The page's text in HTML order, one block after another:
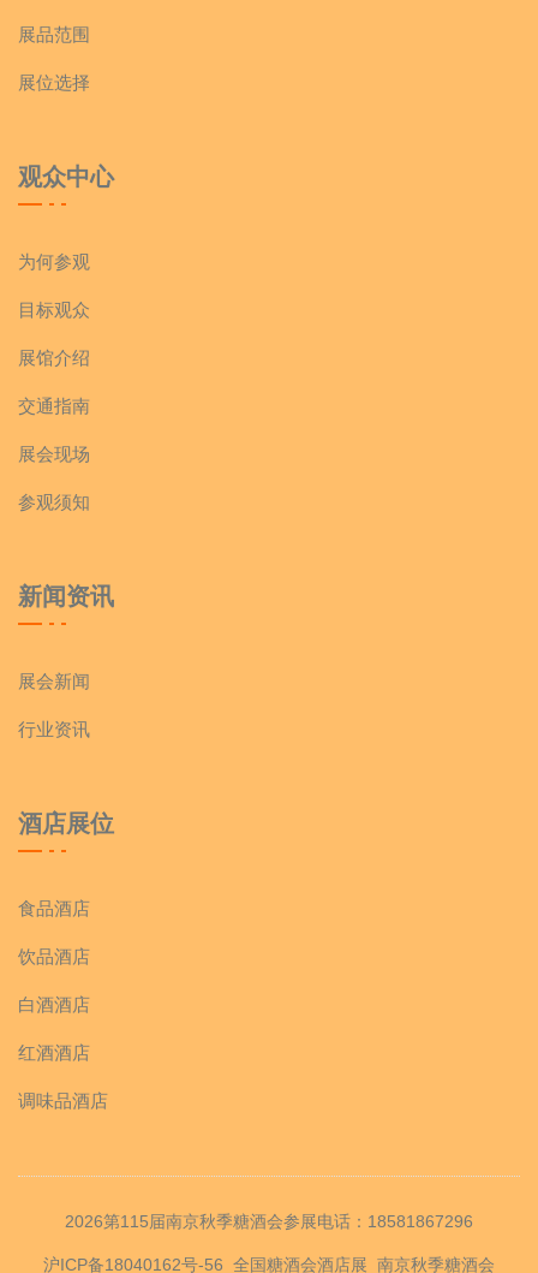
展品范围
展位选择
观众中心
为何参观
目标观众
展馆介绍
交通指南
展会现场
参观须知
新闻资讯
展会新闻
行业资讯
酒店展位
食品酒店
饮品酒店
白酒酒店
红酒酒店
调味品酒店
2026第115届南京秋季糖酒会参展电话：18581867296
沪ICP备18040162号-56 全国糖酒会酒店展 南京秋季糖酒会